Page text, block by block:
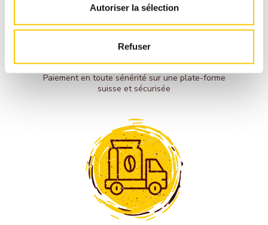
Autoriser la sélection
Refuser
PAIEMENT
Paiement en toute sénérité sur une plate-forme
suisse et sécurisée